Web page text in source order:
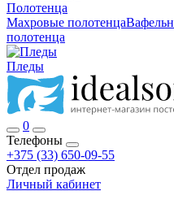
Полотенца
Махровые полотенца
полотенца
Пледы
0
Телефоны
+375 (33) 650-09-55
Отдел продаж
Личный кабинет